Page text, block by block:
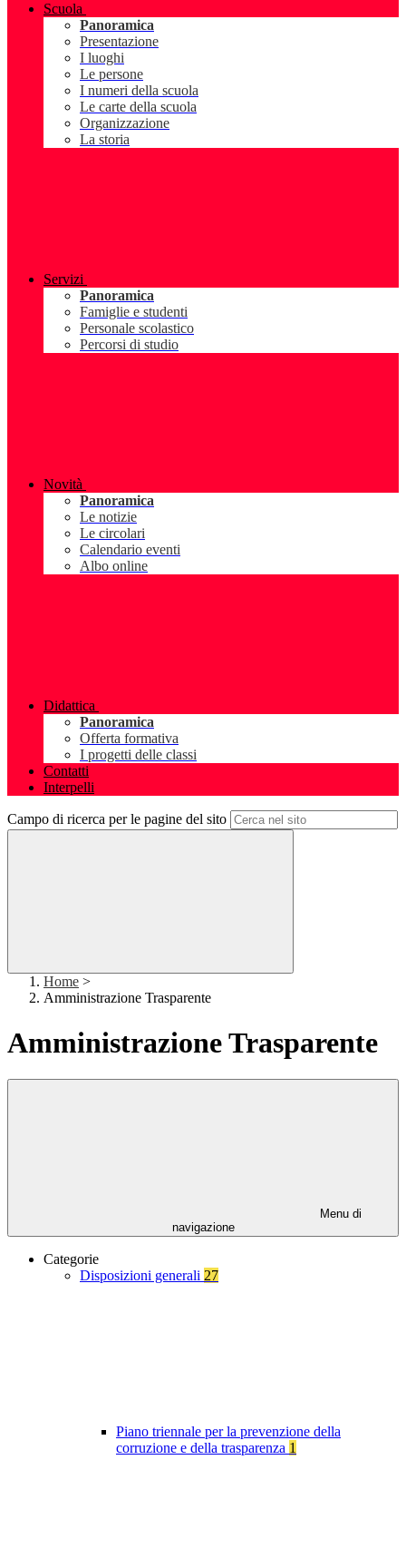
Scuola
Panoramica
Presentazione
I luoghi
Le persone
I numeri della scuola
Le carte della scuola
Organizzazione
La storia
Servizi
Panoramica
Famiglie e studenti
Personale scolastico
Percorsi di studio
Novità
Panoramica
Le notizie
Le circolari
Calendario eventi
Albo online
Didattica
Panoramica
Offerta formativa
I progetti delle classi
Contatti
Interpelli
Campo di ricerca per le pagine del sito
Home >
Amministrazione Trasparente
Amministrazione Trasparente
Menu di
navigazione
Categorie
Disposizioni generali 27
Piano triennale per la prevenzione della
corruzione e della trasparenza 1